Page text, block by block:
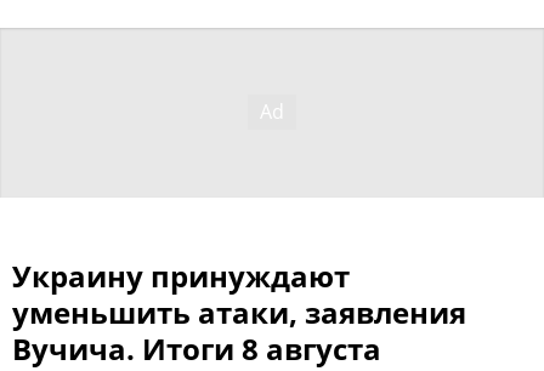
Украину принуждают
уменьшить атаки, заявления
Вучича. Итоги 8 августа